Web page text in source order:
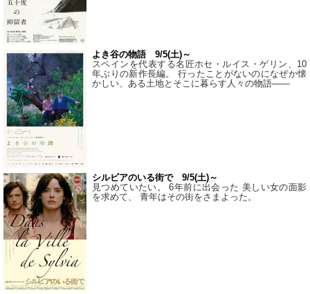
よき谷の物語 9/5(土)～
スペインを代表する名匠ホセ・ルイス・ゲリン、10
年ぶりの新作長編。 行ったことがないのになぜか懐
かしい、ある土地とそこに暮らす人々の物語――
シルビアのいる街で 9/5(土)～
見つめていたい。 6年前に出会った 美しい女の面影
を求めて、 青年はその街をさまよった。